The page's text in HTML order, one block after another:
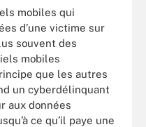
mobiles qui
d’une victime sur
souvent des
mobiles
que les autres
un cyberdélinquant
aux données
ce qu’il paye une